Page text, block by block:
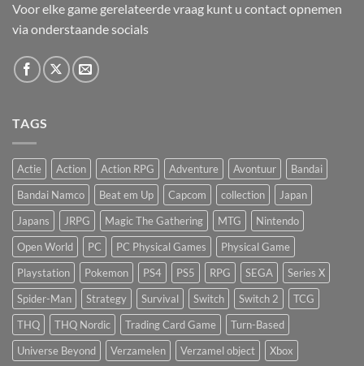
Voor elke game gerelateerde vraag kunt u contact opnemen
via onderstaande socials
TAGS
Actie Action Action RPG Adventure Avontuur
Bandai
Bandai Namco
Beat em Up Capcom collection
Japan
Japans
JRPG Magic The Gathering MTG
Nintendo
Open World
PC PC Physical Games
Physical Game
Playstation
Pokemon PS4 PS5 RPG SEGA
Series X
Spider-Man
Strategy Survival Switch Switch 2
TCG
THQ
THQ Nordic Trading Card Game
Turn-Based
Universe Beyond
Verzamelen Verzamel object Xbox